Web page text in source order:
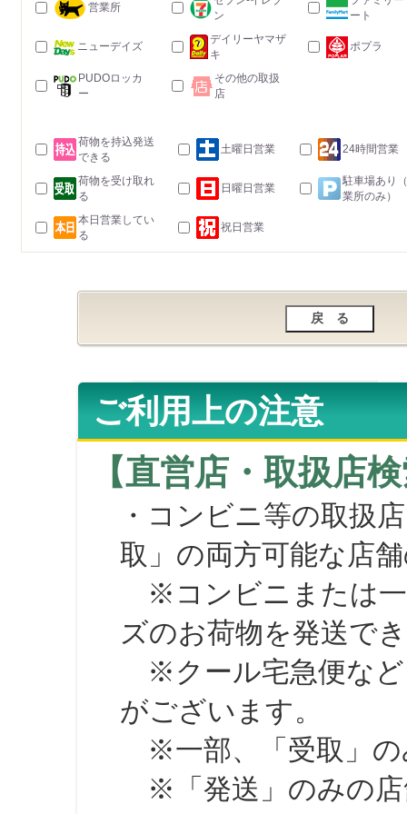
営業所
ン
ート
ニューデイズ
デイリーヤマザ
キ
ポプラ
PUDOロッカ
ー
その他の取扱
店
荷物を持込発送
できる
土曜日営業 24時間営業
荷物を受け取れ
る
日曜日営業
駐車場あり
業所のみ）
本日営業してい
る
祝日営業
ご利用上の注意
【直営店・取扱店
・コンビニ等の取扱
取」の両方可能な店
※コンビニまたは一
ズのお荷物を発送で
※クール宅急便など
がございます。
※一部、「受取」の
※「発送」のみの店